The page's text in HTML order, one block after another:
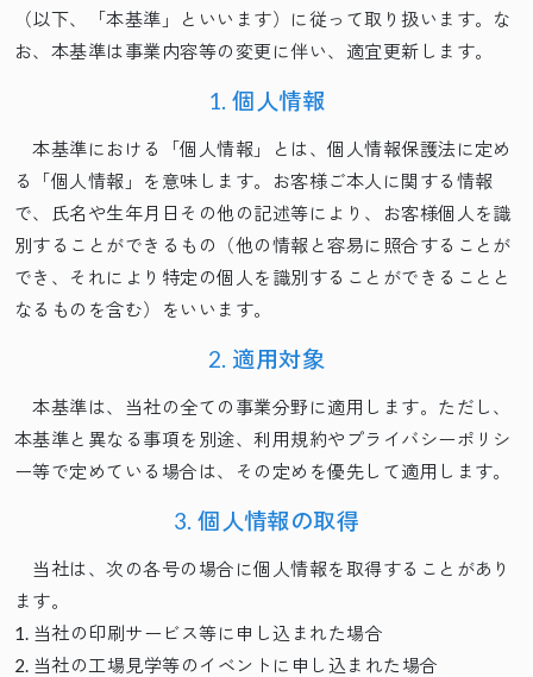
（以下、「本基準」といいます）に従って取り扱います。な
お、本基準は事業内容等の変更に伴い、適宜更新します。
1. 個人情報
本基準における「個人情報」とは、個人情報保護法に定め
る「個人情報」を意味します。お客様ご本人に関する情報
で、氏名や生年月日その他の記述等により、お客様個人を識
別することができるもの（他の情報と容易に照合することが
でき、それにより特定の個人を識別することができることと
なるものを含む）をいいます。
2. 適用対象
本基準は、当社の全ての事業分野に適用します。ただし、
本基準と異なる事項を別途、利用規約やプライバシーポリシ
ー等で定めている場合は、その定めを優先して適用します。
3. 個人情報の取得
当社は、次の各号の場合に個人情報を取得することがあり
ます。
当社の印刷サービス等に申し込まれた場合
当社の工場見学等のイベントに申し込まれた場合